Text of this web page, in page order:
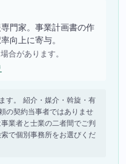
門家。事業計画書の作
向上に寄与。
合があります。
す。 紹介・媒介・斡旋・有
の契約当事者ではありませ
業者と士業の二者間でご判
で個別事務所をお選びくだ